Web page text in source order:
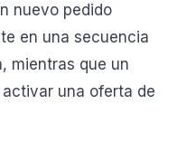
nuevo pedido
en una secuencia
mientras que un
una oferta de